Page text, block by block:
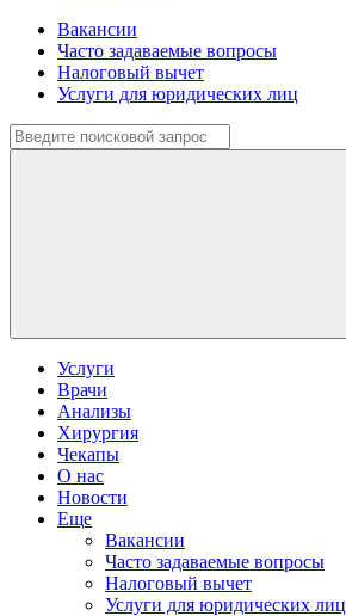
Вакансии
Часто задаваемые вопросы
Налоговый вычет
Услуги для юридических лиц
Услуги
Врачи
Анализы
Хирургия
Чекапы
О нас
Новости
Еще
Вакансии
Часто задаваемые вопросы
Налоговый вычет
Услуги для юридических лиц